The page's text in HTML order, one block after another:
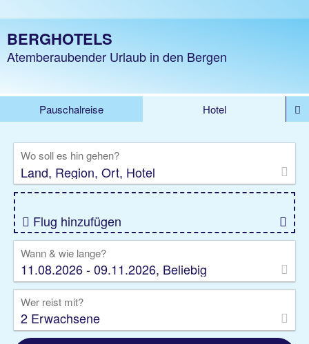
BERGHOTELS
Atemberaubender Urlaub in den Bergen
Pauschalreise
Hotel
Rundreise
Kreuzfahrt
Gruppenreise
Camper Privattransfer
Wo soll es hin gehen?
Flug hinzufügen
Wann & wie lange?
11.08.2026 - 09.11.2026, Beliebig
Wer reist mit?
2 Erwachsene